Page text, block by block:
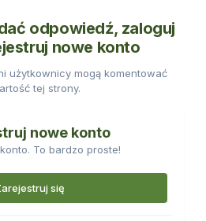
odpowiedź, zaloguj
nowe konto
użytkownicy mogą komentować
tej strony.
nowe konto
To bardzo proste!
się